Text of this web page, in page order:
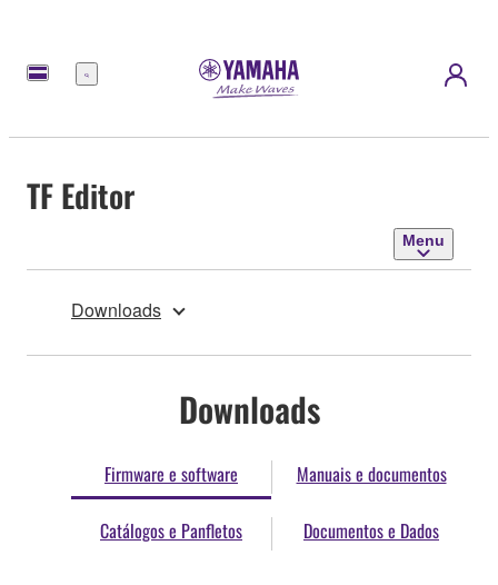
Menu
TF Editor
Menu
Downloads
Downloads
Firmware e software Manuais e documentos
Catálogos e Panfletos Documentos e Dados